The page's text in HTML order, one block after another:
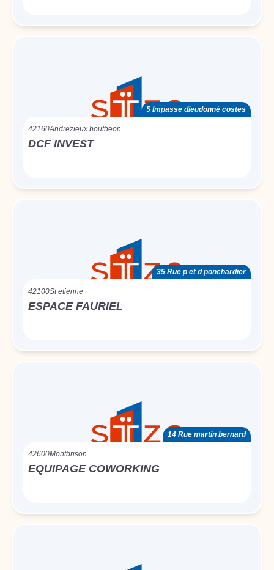
5 Impasse dieudonné costes
42160Andrezieux boutheon
DCF INVEST
35 Rue p et d ponchardier
42100St etienne
ESPACE FAURIEL
14 Rue martin bernard
42600Montbrison
EQUIPAGE COWORKING